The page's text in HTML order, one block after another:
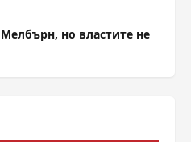
но властите не